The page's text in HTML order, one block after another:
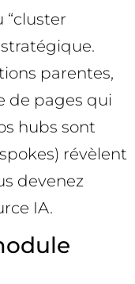
“cluster
parentes,
de pages qui
hubs sont
révèlent
devenez
IA.